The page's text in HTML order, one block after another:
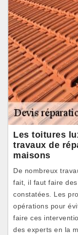
Les toitures
travaux de
maisons
De nombreux
fait, il faut faire
constatées. Les
opérations pour
faire ces
des experts en la